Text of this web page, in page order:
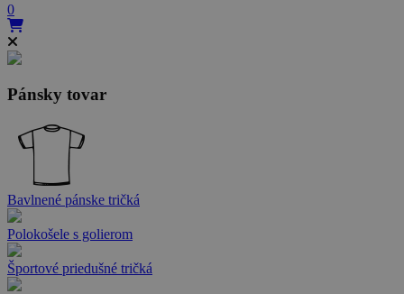
0
Pánsky tovar
Bavlnené pánske tričká
Polokošele s golierom
Športové priedušné tričká